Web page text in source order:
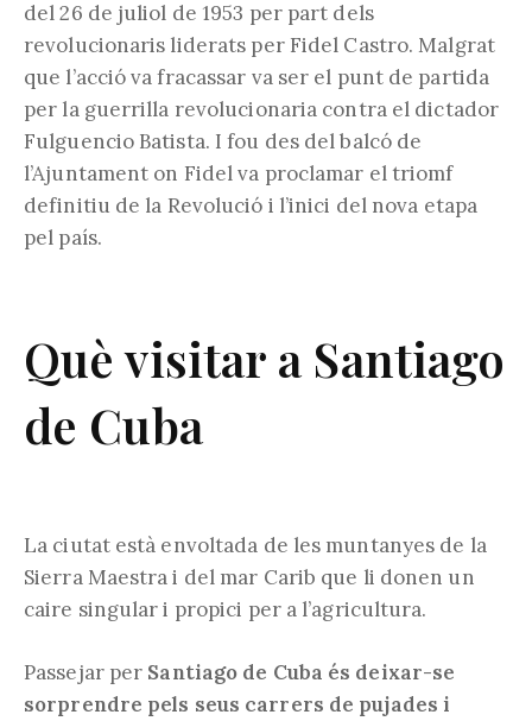
del 26 de juliol de 1953 per part dels
revolucionaris liderats per Fidel Castro. Malgrat
que l’acció va fracassar va ser el punt de partida
per la guerrilla revolucionaria contra el dictador
Fulguencio Batista. I fou des del balcó de
l’Ajuntament on Fidel va proclamar el triomf
definitiu de la Revolució i l’inici del nova etapa
pel país.
Què visitar a Santiago
de Cuba
La ciutat està envoltada de les muntanyes de la
Sierra Maestra i del mar Carib que li donen un
caire singular i propici per a l’agricultura.
Passejar per Santiago de Cuba és deixar-se
sorprendre pels seus carrers de pujades i